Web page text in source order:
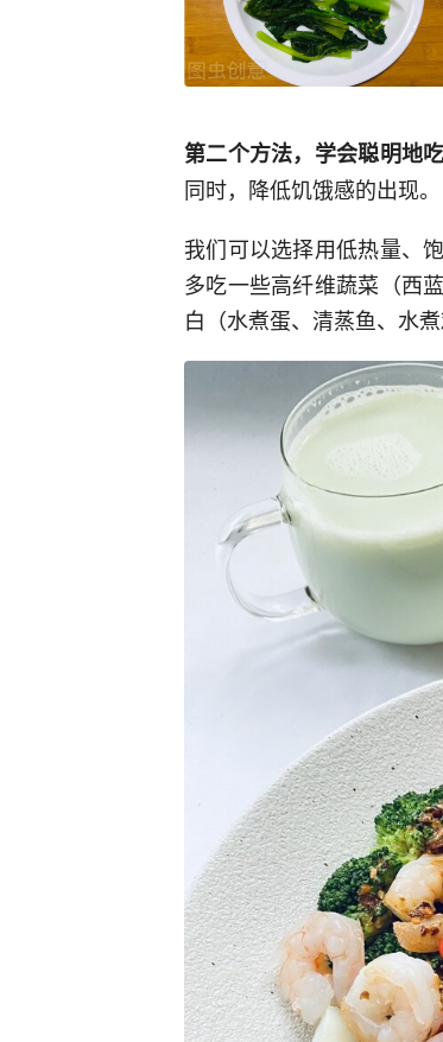
第二个方法，学会聪明地吃
同时，降低饥饿感的出现。
我们可以选择用低热量、
多吃一些高纤维蔬菜（西
白（水煮蛋、清蒸鱼、水